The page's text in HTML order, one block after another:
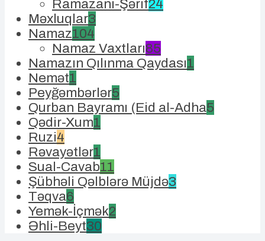
Ramazani-Şərif24
Məxluqlar3
Namaz104
Namaz Vaxtları85
Namazın Qılınma Qaydası1
Nemət1
Peyğəmbərlər5
Qurban Bayramı (Eid al-Adha5
Qədir-Xum1
Ruzi4
Rəvayətlər1
Sual-Cavab11
Şübhəli Qəlblərə Müjdə3
Təqva6
Yemək-İçmək2
Əhli-Beyt30